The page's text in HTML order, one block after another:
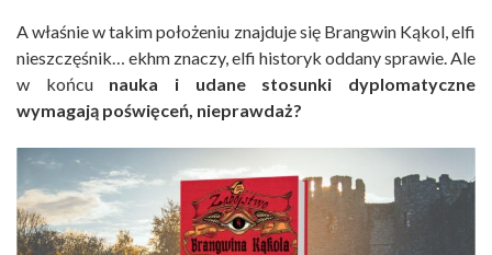
A właśnie w takim położeniu znajduje się Brangwin Kąkol, elfi
nieszczęśnik… ekhm znaczy, elfi historyk oddany sprawie. Ale
w końcu nauka i udane stosunki dyplomatyczne
wymagają poświęceń, nieprawdaż?